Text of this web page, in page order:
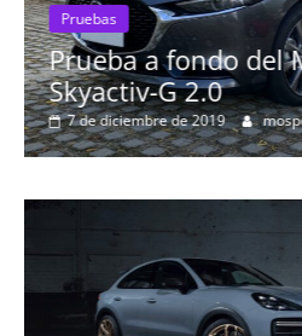
Pruebas
Prueba a fondo del
Skyactiv-G 2.0
7 de diciembre de 2019